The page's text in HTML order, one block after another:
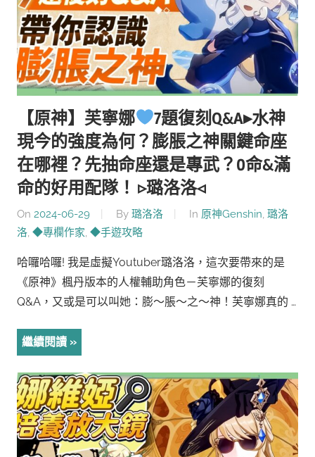
【原神】芙寧娜
7題復刻Q&A▸水神
現今的強度為何？膨脹之神關鍵命座
在哪裡？先抽命座還是專武？0命&滿
命的好用配隊！ ▹璐洛洛◃
On 2024-06-29 By 璐洛洛 In 原神Genshin, 璐洛
洛, ◆專欄作家, ◆手遊攻略
哈囉哈囉! 我是虛擬Youtuber璐洛洛，這次要帶來的是
《原神》楓丹版本的人權輔助角色－芙寧娜的復刻
Q&A，又或是可以叫她：膨～脹～之～神！芙寧娜真的 …
繼續閱讀